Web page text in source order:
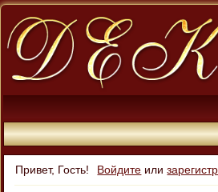
Привет, Гость! Войдите или